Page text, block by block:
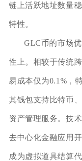
链上活跃地址数量
特性。
GLC币的市场
性上。相较于传统
易成本仅为0.1%，
其钱包支持比特币
资产管理服务。技
去中心化金融应用
成为虚拟道具结算